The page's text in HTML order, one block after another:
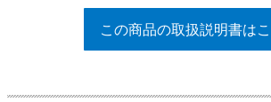
この商品の取扱説明書は